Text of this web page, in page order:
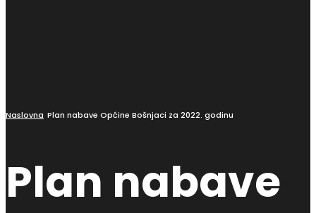
Naslovna Plan nabave Općine Bošnjaci za 2022. godinu
Plan nabave